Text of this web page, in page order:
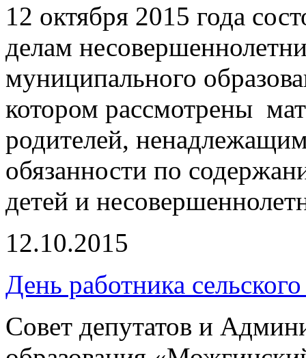
12 октября 2015 года
делам
муниципального
котором рассмотрены
родителей,
обязанности по
детей и
12.10.2015
День работника сельского
Совет депутатов и